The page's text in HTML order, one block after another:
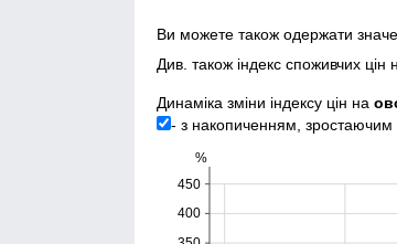
Ви можете також одержати
Див. також індекс споживчих цін
Динаміка зміни індексу цін на
- з накопиченням, зростаючим